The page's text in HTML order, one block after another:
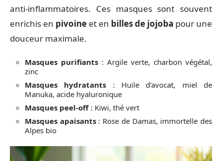
anti-inflammatoires. Ces masques sont souvent
enrichis en pivoine et en billes de jojoba pour une
douceur maximale.
Masques purifiants : Argile verte, charbon végétal,
zinc
Masques hydratants : Huile d’avocat, miel de
Manuka, acide hyaluronique
Masques peel-off: Kiwi, thé vert
Masques apaisants: Rose de Damas, immortelle des
Alpes bio